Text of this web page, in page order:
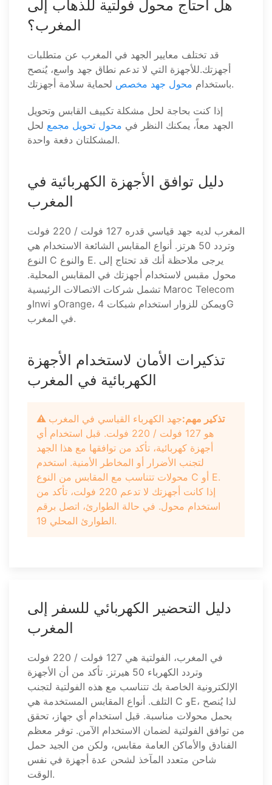
هل أحتاج محول فولتية للذهاب إلى
المغرب؟
قد تختلف معايير الجهد في المغرب عن متطلبات
أجهزتك.للأجهزة التي لا تدعم نطاق جهد واسع، يُنصح
باستخدام محول جهد مخصص لحماية سلامة أجهزتك.
إذا كنت بحاجة لحل مشكلة تكييف القابس وتحويل
الجهد معاً، يمكنك النظر في محول تحويل مجمع لحل
المشكلتان دفعة واحدة.
دليل توافق الأجهزة الكهربائية في
المغرب
المغرب لديه جهد قياسي قدره 127 فولت / 220 فولت
وتردد 50 هرتز. أنواع المقابس الشائعة الاستخدام هي
النوع C والنوع E. يرجى ملاحظة أنك قد تحتاج إلى
محول مقبس لاستخدام أجهزتك في المقابس المحلية.
تشمل شركات الاتصالات الرئيسية Maroc Telecom
وInwi وOrange، ويمكن للزوار استخدام شبكات 4G
في المغرب.
تذكيرات الأمان لاستخدام الأجهزة
الكهربائية في المغرب
⚠️ تذكير مهم:جهد الكهرباء القياسي في المغرب
هو 127 فولت / 220 فولت. قبل استخدام أي
أجهزة كهربائية، تأكد من توافقها مع هذا الجهد
لتجنب الأضرار أو المخاطر الأمنية. استخدم
محولات تتناسب مع المقابس من النوع C أو E.
إذا كانت أجهزتك لا تدعم 220 فولت، تأكد من
استخدام محول. في حالة الطوارئ، اتصل برقم
الطوارئ المحلي 19.
دليل التحضير الكهربائي للسفر إلى
المغرب
في المغرب، الفولتية هي 127 فولت / 220 فولت
وتردد الكهرباء 50 هيرتز. تأكد من أن الأجهزة
الإلكترونية الخاصة بك تتناسب مع هذه الفولتية لتجنب
التلف. أنواع المقابس المستخدمة هي C وE، لذا يُنصح
بحمل محولات مناسبة. قبل استخدام أي جهاز، تحقق
من توافق الفولتية لضمان الاستخدام الآمن. توفر معظم
الفنادق والأماكن العامة مقابس، ولكن من الجيد حمل
شاحن متعدد المآخذ لشحن عدة أجهزة في نفس
الوقت.